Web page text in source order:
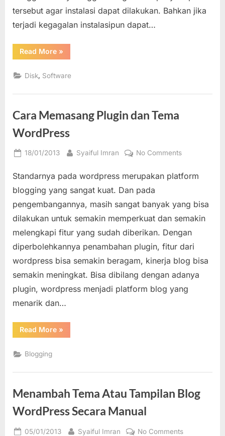
Komputer
tersebut agar instalasi dapat dilakukan. Bahkan jika
terjadi kegagalan instalasipun dapat…
Read More“Beberapa
Alasan
Format
dan
Komputer”
»
Disk Software
Cara Memasang Plugin dan Tema
WordPress
Posted
18/01/2013 By
Syaiful Imran No Commentson
Memasang
Tema
WordPress
Standarnya pada wordpress merupakan platform
blogging yang sangat kuat. Dan pada
pengembangannya, masih sangat banyak yang bisa
dilakukan untuk semakin memperkuat dan semakin
melengkapi fitur yang sudah diberikan. Dengan
diperbolehkannya penambahan plugin, fitur dari
wordpress bisa semakin beragam, kinerja blog bisa
semakin meningkat. Bisa dibilang dengan adanya
plugin, wordpress menjadi platform blog yang
menarik dan…
Read More“Cara
Memasang
»
Blogging
Menambah Tema Atau Tampilan Blog
WordPress Secara Manual
Posted
05/01/2013 By
Syaiful Imran No Commentson